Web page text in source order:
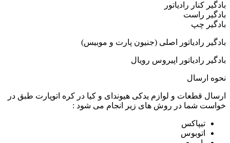
بادگیر کنار رادیاتور
بادگیر راست
بادگیر چپ
بادگیر رادیاتور اصلی (جنیون پارت و موبیس)
بادگیر رادیاتور اپیروس رویال
نحوه ارسال
ارسال قطعات و لوازم یدکی هیوندای و کیا در کره اتوپارت طبق در
خواست شما در روش های زیر انجام می شود :
تیپاکس
اتوبوس